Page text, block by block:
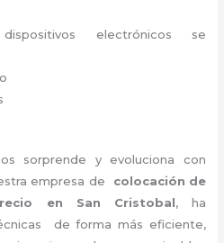
electrónicos se
sorprende y evoluciona con
empresa de colocación de
en San Cristobal, ha
de forma más eficiente,